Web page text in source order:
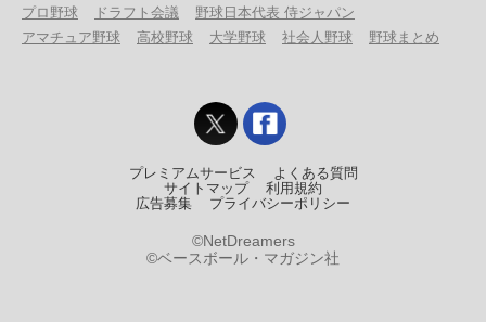
プロ野球 ドラフト会議
野球日本代表 侍ジャパン
アマチュア野球
高校野球 大学野球 社会人野球 野球まとめ
プレミアムサービス
よくある質問
サイトマップ
利用規約
広告募集
プライバシーポリシー
©NetDreamers
©ベースボール・マガジン社